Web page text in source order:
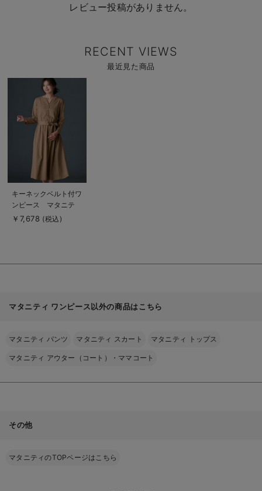
レビュー投稿がありません。
RECENT VIEWS
最近見た商品
商
商
品
詳
細
を
キーネックベルト付ワ
ンピース マタニテ
ィ・授乳服【出産後も
￥7,678 (税込)
マタニティ ワンピース以外の商品はこちら
マタニティ パンツ マタニティ スカート マタニティ トップス
マタニティ アウター（コート）・ママコート
その他
マタニティのTOPページはこちら